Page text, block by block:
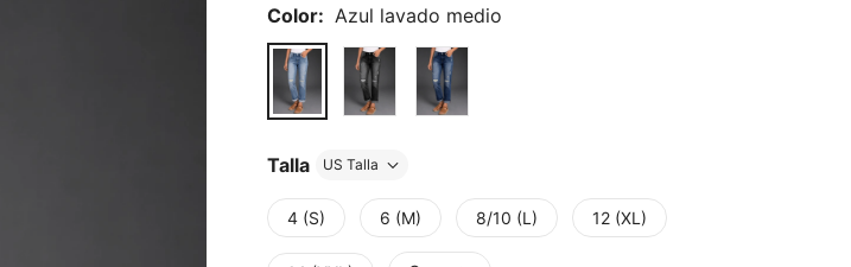
Color: Azul lavado medio
Talla US Talla
4 (S) 6 (M) 8/10 (L) 12 (XL)